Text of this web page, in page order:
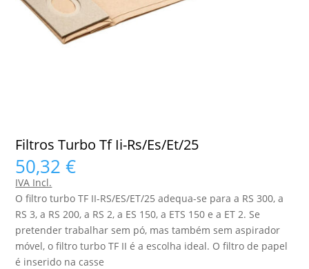
Filtros Turbo Tf Ii-Rs/Es/Et/25
50,32€
IVA Incl.
O filtro turbo TF II-RS/ES/ET/25 adequa-se para a RS 300, a
RS 3, a RS 200, a RS 2, a ES 150, a ETS 150 e a ET 2. Se
pretender trabalhar sem pó, mas também sem aspirador
móvel, o filtro turbo TF II é a escolha ideal. O filtro de papel
é inserido na casse